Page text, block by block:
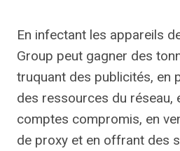
En infectant les appareils
Group peut gagner des
truquant des publicités, en
des ressources du réseau,
comptes compromis, en
de proxy et en offrant des